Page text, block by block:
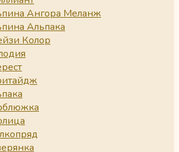
Ангора Меланж
Альпака
Колор